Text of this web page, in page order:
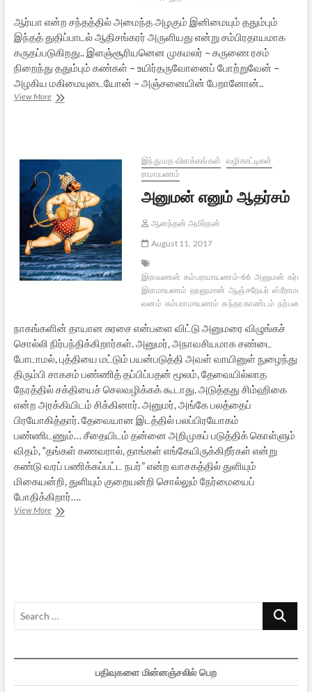
ஆர்யா என்ற சந்தத்தில் அமைந்த அழகும் இனிமையும் ததும்பும்
இந்தத் துதிப்பாடல் ஆதிசங்கரர் அருளியது என்று சம்பிரதாயமாக
கருதப்படுகிறது.. இளஞ்சூரியனென முகமலர் – கருணை ரசம்
நிறைந்து ததும்பும் கண்கள் – உயிர்தருவோனைப் போற்றுவேன் –
அழகிய மகிமையுடையோன் – அஞ்சனையின் பேறானோன்..
View Moreஸ்ரீ
இந்து மத விளக்கங்கள்
வழிகாட்டிகள்
ராமாயணம்
அனுமன் எனும் ஆதர்சம்
ஆனந்தன் அமிர்தன்
August 11, 2017
இராவணன் கம்பராமாயணம்-66 அனுமன்
இராமாயணம் ஹனுமான் ஆஞ்சநேயர் ஸ்ரீராமன்
வனம் கம்பராமாயணம் சுந்தர காண்டம்
நாகங்களின் தாயான சுரசை என்பளை விட்டு அனுமரை விழுங்கச்
சொல்லி நிர்பந்திக்கிறார்கள். அனுமர், அநாவசியமாக சண்டை
போடாமல், புத்தியை மட்டும் பயன்படுத்தி அவள் வாயினுள் நுழைந்து
திரும்பி சாகசம் பண்ணித் தப்பிப்பதன் மூலம், தேவையில்லாத
நேரத்தில் சக்தியைச் செலவழிக்கக் கூடாது. அடுத்தது சிம்ஹிகை
என்ற அரக்கியிடம் சிக்கினார். அனுமர், அங்கே பலத்தைப்
பிரயோகித்தார். தேவையான இடத்தில் பலப்பிரயோகம்
பண்ணிடணும்… சீதையிடம் தன்னை அறிமுகப் படுத்திக் கொள்ளும்
விதம், “தங்கள் கணவரால், தாங்கள் எங்கேயிருக்கிறீர்கள் என்று
கண்டு வரப் பணிக்கப்பட்ட நபர்” என்ற வாசகத்தில் துளியும்
மிகையன்றி, துளியும் குறையன்றி சொல்லும் நேர்மையைப்
போதிக்கிறார்….
View Moreஅனுமன்
Search
பதிவுகளை மின்னஞ்சலில் பெற